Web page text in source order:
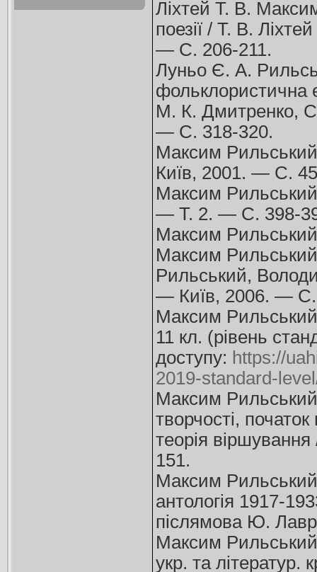
Ліхтей Т. В.
поезії / Т. В.
— С. 206-211.
Луньо Є. А.
фольклористична
М. К. Дмитренко,
— С. 318-320.
Максим Рильський
Київ, 2001. — С.
Максим
— Т. 2. — С. 398-
Максим
Максим
Рильський,
— Київ, 2006. — С.
Максим Рильський
11 кл. (рівень
доступу: https://
2019-standard-
Максим Рильський
творчості,
теорія
151.
Максим Рильський
антологія 1917-
післямова Ю.
Максим Рильський
укр. та літератур.